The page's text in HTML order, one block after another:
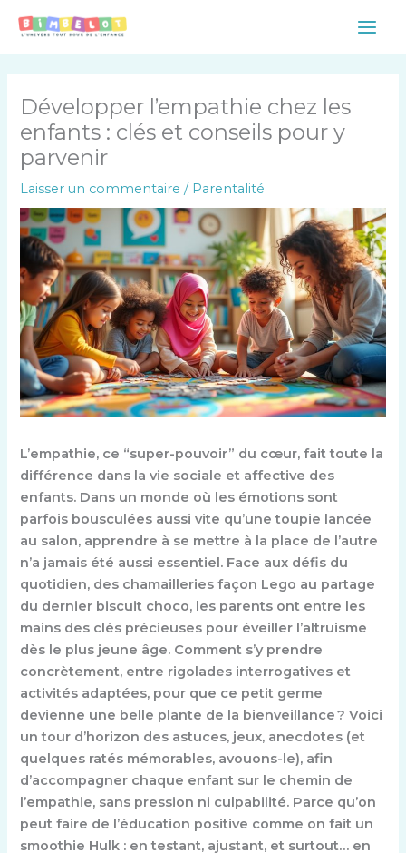
Main
Développer l’empathie chez les
enfants : clés et conseils pour y
parvenir
Laisser un commentaire / Parentalité
L’empathie, ce “super-pouvoir” du cœur, fait toute la
différence dans la vie sociale et affective des
enfants. Dans un monde où les émotions sont
parfois bousculées aussi vite qu’une toupie lancée
au salon, apprendre à se mettre à la place de l’autre
n’a jamais été aussi essentiel. Face aux défis du
quotidien, des chamailleries façon Lego au partage
du dernier biscuit choco, les parents ont entre les
mains des clés précieuses pour éveiller l’altruisme
dès le plus jeune âge. Comment s’y prendre
concrètement, entre rigolades interrogatives et
activités adaptées, pour que ce petit germe
devienne une belle plante de la bienveillance ? Voici
un tour d’horizon des astuces, jeux, anecdotes (et
quelques ratés mémorables, avouons-le), afin
d’accompagner chaque enfant sur le chemin de
l’empathie, sans pression ni culpabilité. Parce qu’on
peut faire de l’éducation positive comme on fait un
smoothie Hulk : en testant, ajustant, et surtout… en